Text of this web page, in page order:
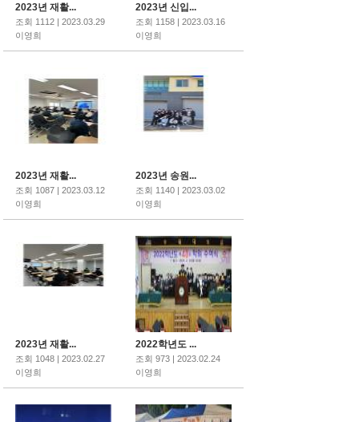
2023년 재활...
조회 1112 | 2023.03.29
이영희
2023년 신입...
조회 1158 | 2023.03.16
이영희
2023년 재활...
조회 1087 | 2023.03.12
이영희
2023년 송원...
조회 1140 | 2023.03.02
이영희
2023년 재활...
조회 1048 | 2023.02.27
이영희
2022학년도 ...
조회 973 | 2023.02.24
이영희